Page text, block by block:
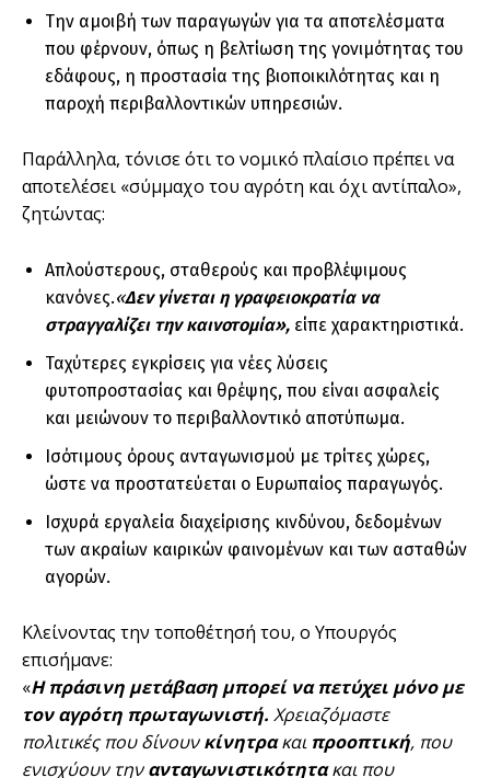
Την αμοιβή των παραγωγών για τα αποτελέσματα
που φέρνουν, όπως η βελτίωση της γονιμότητας του
εδάφους, η προστασία της βιοποικιλότητας και η
παροχή περιβαλλοντικών υπηρεσιών.
Παράλληλα, τόνισε ότι το νομικό πλαίσιο πρέπει να
αποτελέσει «σύμμαχο του αγρότη και όχι αντίπαλο»,
ζητώντας:
Απλούστερους, σταθερούς και προβλέψιμους
κανόνες.«Δεν γίνεται η γραφειοκρατία να
στραγγαλίζει την καινοτομία», είπε χαρακτηριστικά.
Ταχύτερες εγκρίσεις για νέες λύσεις
φυτοπροστασίας και θρέψης, που είναι ασφαλείς
και μειώνουν το περιβαλλοντικό αποτύπωμα.
Ισότιμους όρους ανταγωνισμού με τρίτες χώρες,
ώστε να προστατεύεται ο Ευρωπαίος παραγωγός.
Ισχυρά εργαλεία διαχείρισης κινδύνου, δεδομένων
των ακραίων καιρικών φαινομένων και των ασταθών
αγορών.
Κλείνοντας την τοποθέτησή του, ο Υπουργός
επισήμανε:
«Η πράσινη μετάβαση μπορεί να πετύχει μόνο με
τον αγρότη πρωταγωνιστή. Χρειαζόμαστε
πολιτικές που δίνουνκίνητρακαι προοπτική, που
ενισχύουν τηνανταγωνιστικότητακαι που